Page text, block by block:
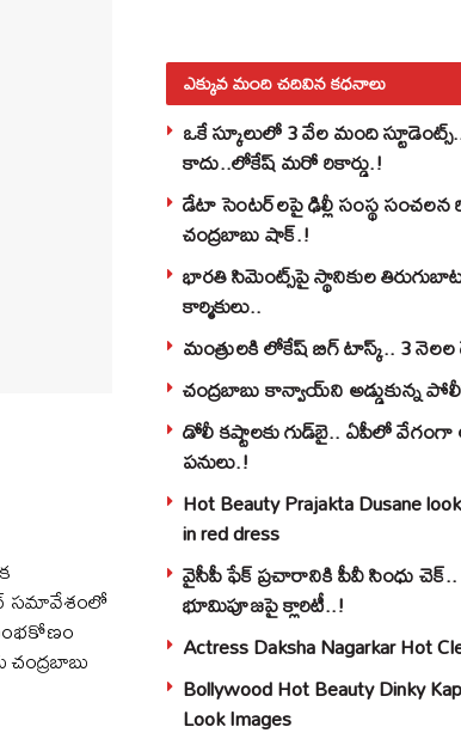
సమావేశంలో
ఎక్కువ మంది చదివిన కధనాలు
ఒకే స్కూలులో 3 వేల మంది
కాదు..లోకేష్ మరో రికార్డు.!
డేటా సెంటర్‌లపై ఢిల్లీ సంస్థ సంచలన
చంద్రబాబు షాక్‌.!
భారతి సిమెంట్స్‌పై స్థానికుల
కార్మికులు..
మంత్రులకి లోకేష్‌ బిగ్‌ టాస్క్‌.. 3
చంద్రబాబు కాన్వాయ్‌ని అడ్డుకున్న
డోలీ కష్టాలకు గుడ్‌బై.. ఏపీలో
పనులు.!
Hot Beauty Prajakta Dusane
in red dress
వైసీపీ ఫేక్ ప్రచారానికి పీవీ సింధు చెక్..
భూమిపూజపై క్లారిటీ..!
Actress Daksha Nagarkar Hot
Bollywood Hot Beauty Dinky
Look Images